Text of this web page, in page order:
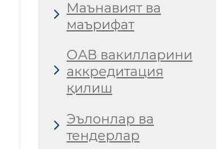
Маънавият ва
маърифат
ОАВ вакилларини
аккредитация
қилиш
Эълонлар ва
тендерлар